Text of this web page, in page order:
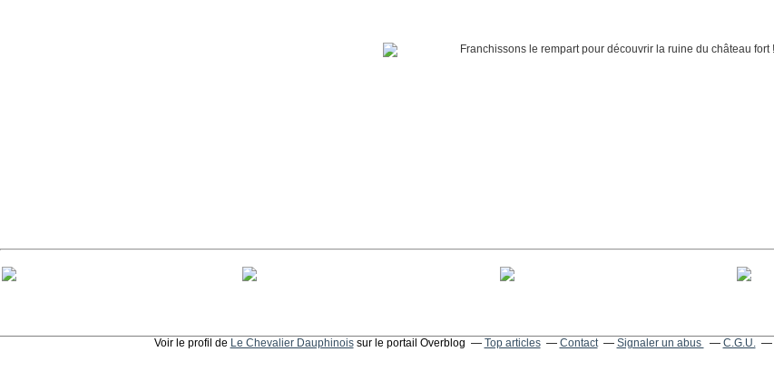
Voir le profil de Le Chevalier Dauphinoissur le portail Overblog Top articles Contact Signaler un abus C.G.U.